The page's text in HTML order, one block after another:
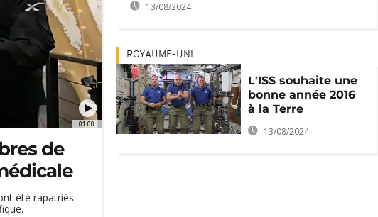
01:00
de
été rapatriés
13/08/2024
ROYAUME-UNI
L'ISS souhaite une
bonne année 2016
à la Terre
13/08/2024